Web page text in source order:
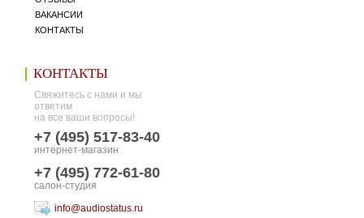
ВАКАНСИИ
КОНТАКТЫ
КОНТАКТЫ
Свяжитесь с нами и мы
ответим
на все ваши вопросы!
+7 (495) 517-83-40
интернет-магазин
+7 (495) 772-61-80
салон-студия
info@audiostatus.ru